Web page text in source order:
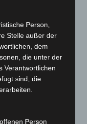
Person,
Stelle außer der
dem
die unter der
Verantwortlichen
sind, die
Person